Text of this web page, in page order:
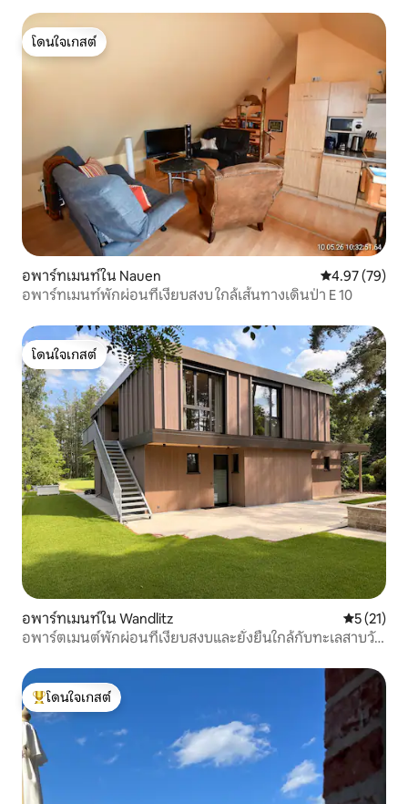
โดนใจเกสต์
โดนใจเกสต์
อพาร์ทเมนท์ใน Nauen คะแนนเฉลี่ย
4.97 (79)
อพาร์ทเมนท์พักผ่อนที่เงียบสงบ ใกล้เส้นทางเดินป่า E 10
โดนใจเกสต์
โดนใจเกสต์
อพาร์ทเมนท์ใน Wandlitz คะแนนเฉลี่
5 (21)
อพาร์ตเมนต์พักผ่อนที่เงียบสงบและยั่งยืนใกล้กับทะเลสาบวัน
โดนใจเกสต์ที่สุด
โดนใจเกสต์